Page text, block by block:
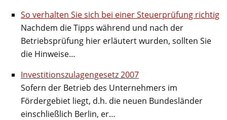
So verhalten Sie sich bei einer Steuerprüfung richtig
Nachdem die Tipps während und nach der
Betriebsprüfung hier erläutert wurden, sollten Sie
die Hinweise…
Investitionszulagengesetz 2007
Sofern der Betrieb des Unternehmers im
Fördergebiet liegt, d.h. die neuen Bundesländer
einschließlich Berlin, er…